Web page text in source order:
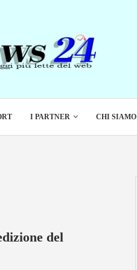
I PARTNER CHI SIAMO
del